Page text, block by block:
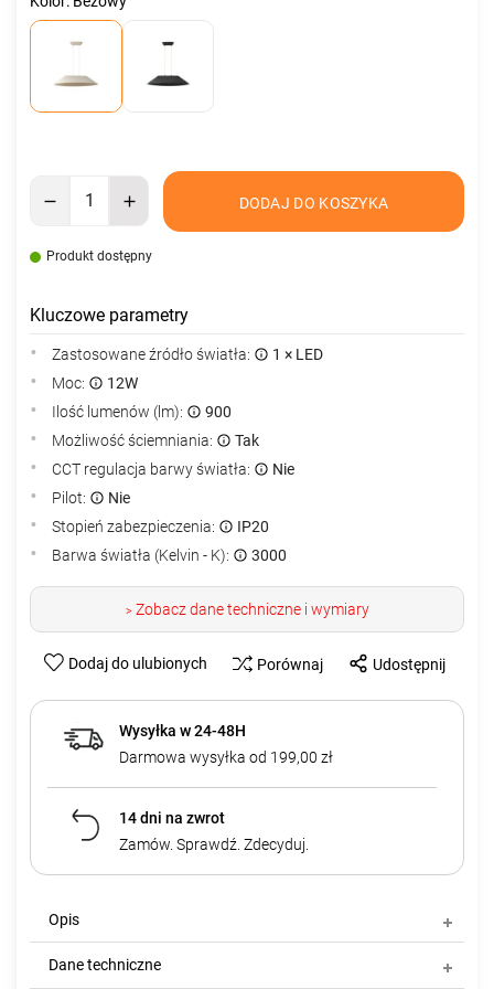
DODAJ DO KOSZYKA
Produkt dostępny
Kluczowe parametry
Zastosowane źródło światła:
1 × LED
Moc:
12W
Ilość lumenów (lm):
900
Możliwość ściemniania:
Tak
CCT regulacja barwy światła:
Nie
Pilot:
Nie
Stopień zabezpieczenia:
IP20
Barwa światła (Kelvin - K):
3000
>Zobacz dane techniczne i wymiary
Dodaj do ulubionych Porównaj Udostępnij
Wysyłka w 24-48H
Darmowa wysyłka od 199,00 zł
14 dni na zwrot
Zamów. Sprawdź. Zdecyduj.
Opis
Dane techniczne